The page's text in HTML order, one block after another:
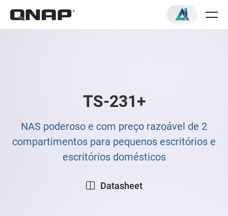
TS-231+
NAS poderoso e com preço razoável de 2
compartimentos para pequenos escritórios e
escritórios domésticos
Datasheet